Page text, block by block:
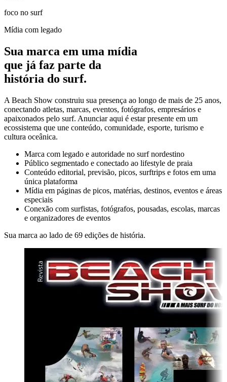
foco no surf
Mídia com legado
Sua marca em uma mídia
que já faz parte da
história do surf.
A Beach Show construiu sua presença ao longo de mais de 25 anos,
conectando atletas, marcas, eventos, fotógrafos, empresários e
apaixonados pelo surf. Anunciar aqui é estar presente em um
ecossistema que une conteúdo, comunidade, esporte, turismo e
cultura oceânica.
Marca com legado e autoridade no surf nordestino
Público segmentado e conectado ao lifestyle de praia
Conteúdo editorial, previsão, picos, surftrips e fotos em uma
única plataforma
Mídia em páginas de picos, matérias, destinos, eventos e áreas
especiais
Conexão com surfistas, fotógrafos, pousadas, escolas, marcas
e organizadores de eventos
Sua marca ao lado de 69 edições de história.